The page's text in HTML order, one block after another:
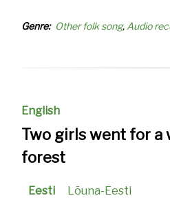
Genre Other folk song Audio
English
Two girls went for a
forest
Eesti Lõuna-Eesti